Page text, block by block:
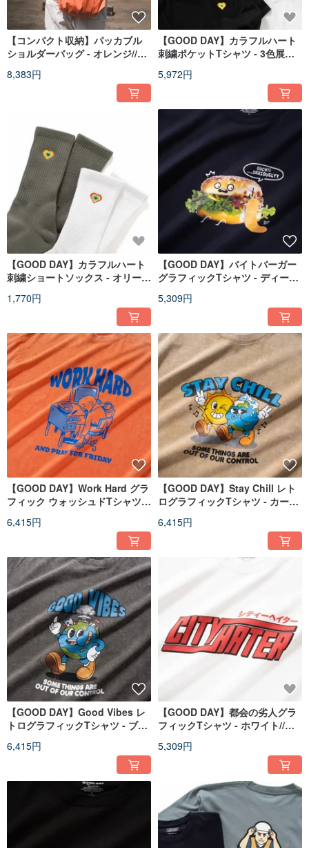
【コンパクト収納】パッカブル
ショルダーバッグ - オレンジ//ブ
8,383円
【GOOD DAY】カラフルハート
刺繍ポケットTシャツ - 3色展開
5,972円
【GOOD DAY】カラフルハート
刺繍ショートソックス - オリーブ
1,770円
【GOOD DAY】バイトバーガー
グラフィックTシャツ - ディープ
5,309円
【GOOD DAY】Work Hard グラ
フィック ウォッシュドTシャツ -
6,415円
【GOOD DAY】Stay Chill レト
ログラフィックTシャツ - カー
6,415円
【GOOD DAY】Good Vibes レ
トログラフィックTシャツ - ブラ
6,415円
【GOOD DAY】都会の劣人グラ
フィックTシャツ - ホワイト//ブ
5,309円